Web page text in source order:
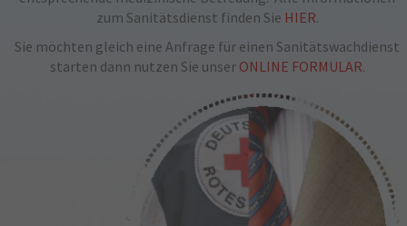
zum Sanitätsdienst finden Sie HIER.
Sie möchten gleich eine Anfrage für einen Sanitätswachdienst
starten dann nutzen Sie unser ONLINE FORMULAR.